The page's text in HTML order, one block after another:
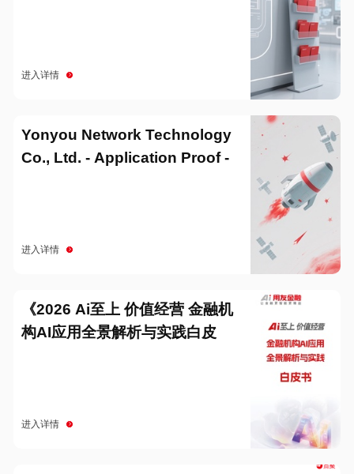
进入详情
Yonyou Network Technology
Co., Ltd. - Application Proof -
进入详情
《2026 Ai至上 价值经营 金融机
构AI应用全景解析与实践白皮
进入详情